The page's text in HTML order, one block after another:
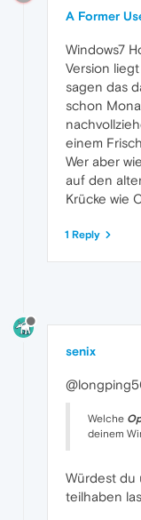
A Former
Windows7
Version
sagen das
schon
einem
Wer aber
auf den
Krücke wie
1 Reply
senix
Welche
deinem
Würdest du
teilhaben